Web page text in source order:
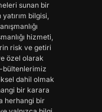
sunan bir
bilgisi,
hizmeti,
risk ve getiri
özel olarak
bültenlerimiz
dahil olmak
bir karara
herhangi bir